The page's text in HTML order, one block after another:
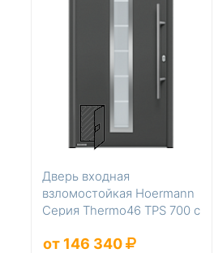
Дверь входная
взломостойкая Hoermann
Серия Thermo46 TPS 700 с
от 146 340